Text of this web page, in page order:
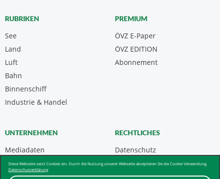
Diese Webseite setzt Cookies ein. Durch die Nutzung unserer Webseite akzeptieren Sie die Cookie-Verwendung.
Datenschutzerklärung
RUBRIKEN
See
Land
Luft
Bahn
Binnenschiff
Industrie & Handel
PREMIUM
ÖVZ E-Paper
Abonnement
ÖVZ EDITION
UNTERNEHMEN
Mediadaten
Kontakt
Über uns & AGB
RECHTLICHES
Datenschutz
Impressum